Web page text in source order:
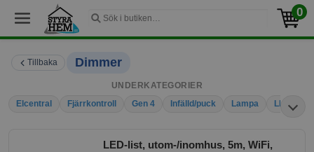
0
Tillbaka Dimmer
UNDERKATEGORIER
Elcentral
Fjärrkontroll Gen 4 Infälld/puck Lampa LED-
LED-list, utom-/inomhus, 5m, WiFi,